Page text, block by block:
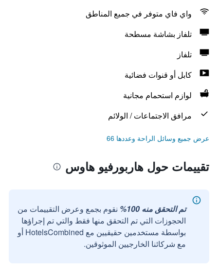
واي فاي متوفر في جميع المناطق
تلفاز بشاشة مسطحة
تلفاز
كابل أو قنوات فضائية
لوازم استحمام مجانية
مرافق الاجتماعات / الولائم
عرض جميع وسائل الراحة وعددها 66
تقييمات حول هاربورفيو هاوس
تم التحقق منه 100%
نقوم بجمع وعرض التقييمات من
الحجوزات التي تم التحقق منها فقط والتي تم إجراؤها
بواسطة مستخدمين حقيقيين مع HotelsCombined أو
مع شركائنا الخارجيين الموثوقين.